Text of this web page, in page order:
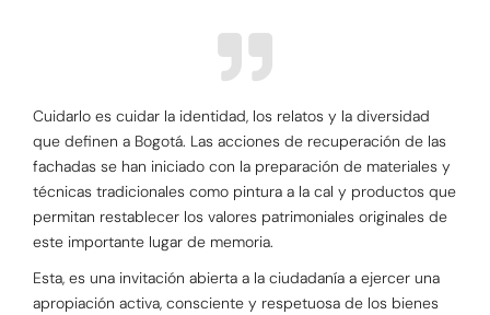
Cuidarlo es cuidar la identidad, los relatos y la diversidad
que definen a Bogotá. Las acciones de recuperación de las
fachadas se han iniciado con la preparación de materiales y
técnicas tradicionales como pintura a la cal y productos que
permitan restablecer los valores patrimoniales originales de
este importante lugar de memoria.
Esta, es una invitación abierta a la ciudadanía a ejercer una
apropiación activa, consciente y respetuosa de los bienes